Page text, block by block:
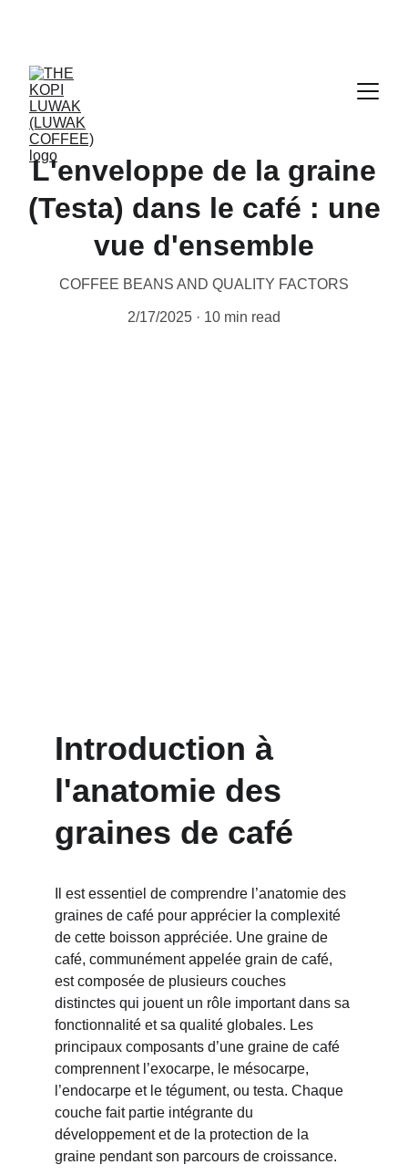
L'enveloppe de la graine
(Testa) dans le café : une
vue d'ensemble
COFFEE BEANS AND QUALITY FACTORS
2/17/2025 10 min read
Introduction à
l'anatomie des
graines de café
Il est essentiel de comprendre l’anatomie des
graines de café pour apprécier la complexité
de cette boisson appréciée. Une graine de
café, communément appelée grain de café,
est composée de plusieurs couches
distinctes qui jouent un rôle important dans sa
fonctionnalité et sa qualité globales. Les
principaux composants d’une graine de café
comprennent l’exocarpe, le mésocarpe,
l’endocarpe et le tégument, ou testa. Chaque
couche fait partie intégrante du
développement et de la protection de la
graine pendant son parcours de croissance.